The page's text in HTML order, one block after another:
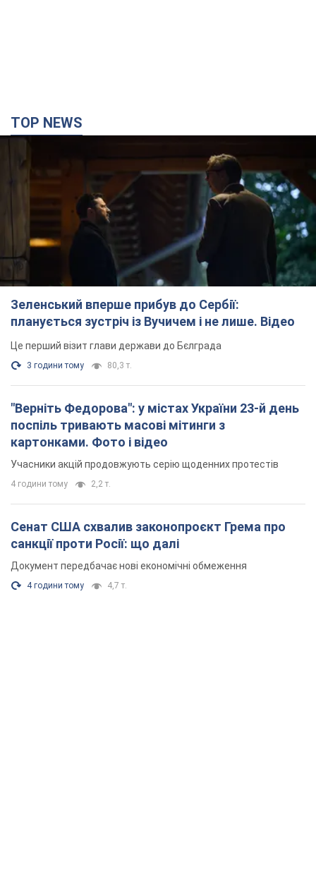
TOP NEWS
Зеленський вперше прибув до Сербії:
планується зустріч із Вучичем і не лише. Відео
Це перший візит глави держави до Бєлграда
3 години тому 80,3 т.
"Верніть Федорова": у містах України 23-й день
поспіль тривають масові мітинги з
картонками. Фото і відео
Учасники акцій продовжують серію щоденних протестів
4 години тому 2,2 т.
Сенат США схвалив законопроєкт Грема про
санкції проти Росії: що далі
Документ передбачає нові економічні обмеження
4 години тому 4,7 т.